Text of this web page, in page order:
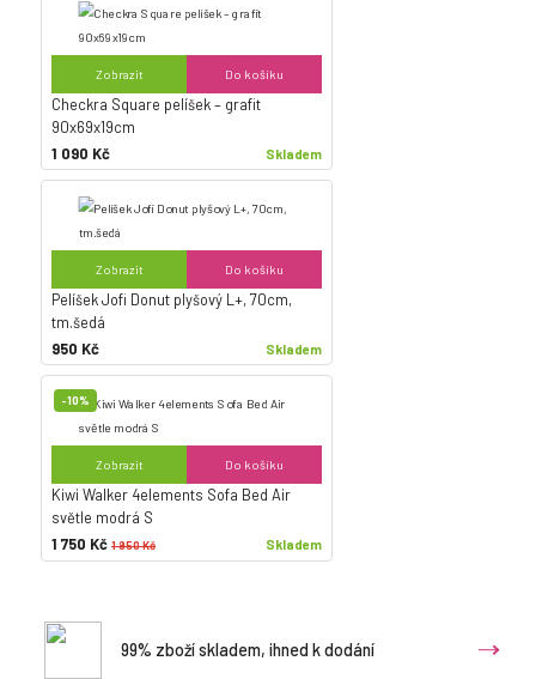
Zobrazit Do košíku
Checkra Square pelíšek – grafit
90x69x19cm
1 090 Kč
Skladem
Zobrazit Do košíku
Pelíšek Jofi Donut plyšový L+, 70cm,
tm.šedá
950 Kč
Skladem
-10%
Zobrazit Do košíku
Kiwi Walker 4elements Sofa Bed Air
světle modrá S
1 750 Kč 1 950 Kč Skladem
99% zboží skladem, ihned k dodání